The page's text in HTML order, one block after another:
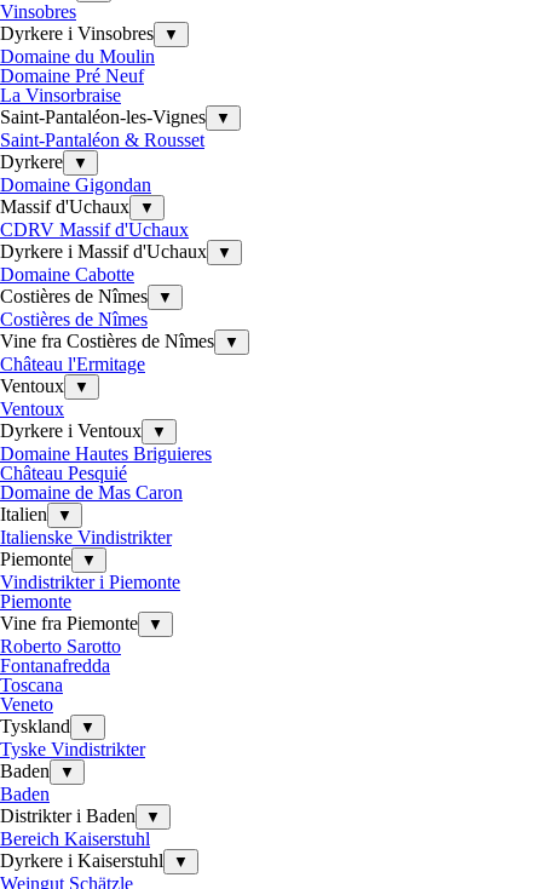
Vinsobres
Dyrkere i Vinsobres
▼
Domaine du Moulin
Domaine Pré Neuf
La Vinsorbraise
Saint-Pantaléon-les-Vignes
▼
Saint-Pantaléon & Rousset
Dyrkere
▼
Domaine Gigondan
Massif d'Uchaux
▼
CDRV Massif d'Uchaux
Dyrkere i Massif d'Uchaux
▼
Domaine Cabotte
Costières de Nîmes
▼
Costières de Nîmes
Vine fra Costières de Nîmes
▼
Château l'Ermitage
Ventoux
▼
Ventoux
Dyrkere i Ventoux
▼
Domaine Hautes Briguieres
Château Pesquié
Domaine de Mas Caron
Italien
▼
Italienske Vindistrikter
Piemonte
▼
Vindistrikter i Piemonte
Piemonte
Vine fra Piemonte
▼
Roberto Sarotto
Fontanafredda
Toscana
Veneto
Tyskland
▼
Tyske Vindistrikter
Baden
▼
Baden
Distrikter i Baden
▼
Bereich Kaiserstuhl
Dyrkere i Kaiserstuhl
▼
Weingut Schätzle